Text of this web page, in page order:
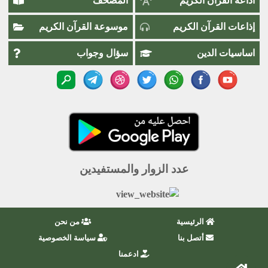
إذاعات القرآن الكريم موسوعة القرآن الكريم
اساسيات الدين سؤال وجواب
عدد الزوار والمستفيدين
الرئيسية
من نحن
أتصل بنا
سياسة الخصوصية
ادعمنا